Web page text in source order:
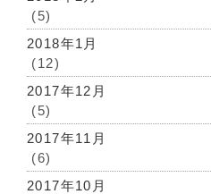
(5)
2018年1月
(12)
2017年12月
(5)
2017年11月
(6)
2017年10月